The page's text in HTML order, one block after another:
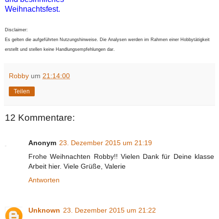
Weihnachtsfest.
Disclaimer:
Es gelten die aufgeführten Nutzungshinweise. Die Analysen werden im Rahmen einer Hobbytätigkeit
erstellt und stellen keine Handlungsempfehlungen dar.
Robby um 21:14:00
Teilen
12 Kommentare:
Anonym 23. Dezember 2015 um 21:19
Frohe Weihnachten Robby!! Vielen Dank für Deine klasse
Arbeit hier. Viele Grüße, Valerie
Antworten
Unknown 23. Dezember 2015 um 21:22